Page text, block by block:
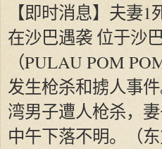
【即时消息】夫妻
在沙巴遇袭 位于沙
（PULAU POM
发生枪杀和掳人事
湾男子遭人枪杀，
中午下落不明。（东